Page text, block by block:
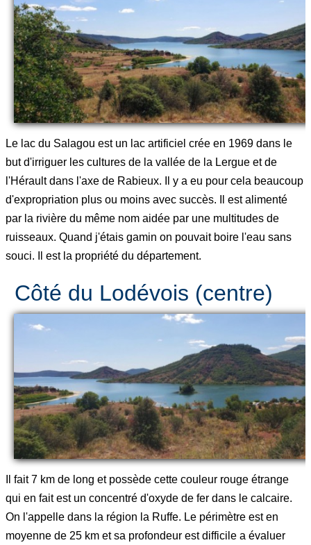
Divers
Le lac du Salagou est un lac artificiel crée en 1969 dans le
but d'irriguer les cultures de la vallée de la Lergue et de
l'Hérault dans l'axe de Rabieux. Il y a eu pour cela beaucoup
d'expropriation plus ou moins avec succès. Il est alimenté
par la rivière du même nom aidée par une multitudes de
ruisseaux. Quand j'étais gamin on pouvait boire l'eau sans
souci. Il est la propriété du département.
Côté du Lodévois (centre)
Il fait 7 km de long et possède cette couleur rouge étrange
qui en fait est un concentré d'oxyde de fer dans le calcaire.
On l'appelle dans la région la Ruffe. Le périmètre est en
moyenne de 25 km et sa profondeur est difficile a évaluer